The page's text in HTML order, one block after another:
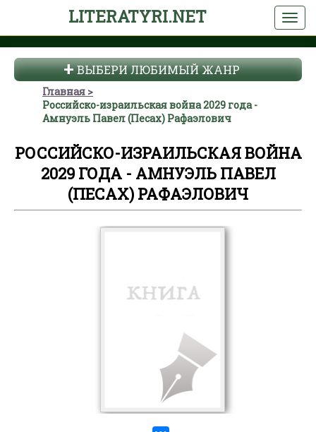
LITERATYRI.NET
ВЫБЕРИ ЛЮБИМЫЙ ЖАНР
Главная
Российско-израильская война 2029 года -
Амнуэль Павел (Песах) Рафаэлович
РОССИЙСКО-ИЗРАИЛЬСКАЯ ВОЙНА
2029 ГОДА - АМНУЭЛЬ ПАВЕЛ
(ПЕСАХ) РАФАЭЛОВИЧ